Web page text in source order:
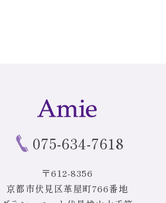
075-634-7618
〒612-8356
京都市伏見区革屋町766番地